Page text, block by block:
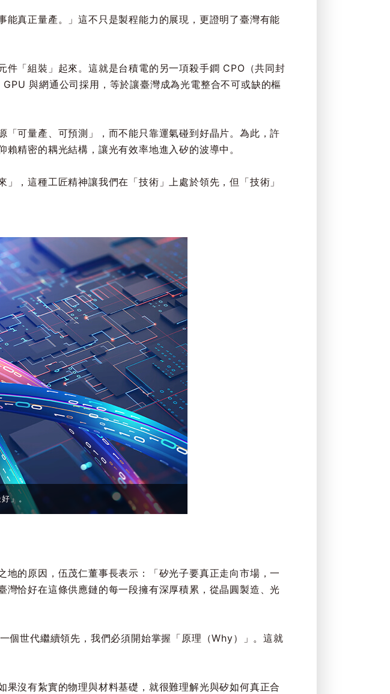
真正量產。」這不只是製程能力的展現，更證明了臺灣有能
「組裝」起來。這就是台積電的另一項殺手鐧 CPO（共同封
與網通公司採用，等於讓臺灣成為光電整合不可或缺的樞
可量產、可預測」，而不能只靠運氣碰到好晶片。為此，許
精密的耦光結構，讓光有效率地進入矽的波導中。
，這種工匠精神讓我們在「技術」上處於領先，但「技術」
」。
的原因，伍茂仁董事長表示：「矽光子要真正走向市場，一
恰好在這條供應鏈的每一段擁有深厚積累，從晶圓製造、光
個世代繼續領先，我們必須開始掌握「原理（Why）」。這就
沒有紮實的物理與材料基礎，就很難理解光與矽如何真正合